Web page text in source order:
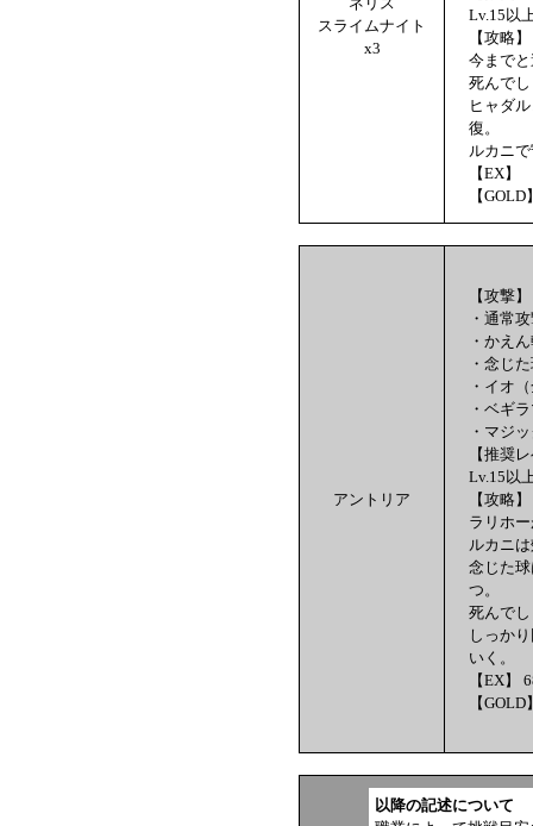
スライムナイト
x3
Lv.15以
【攻略】
今まで
死んで
ヒャダ
復。
ルカニ
【EX】
【
アントリア
【攻撃
・通常
・かえ
・念じ
・イオ
・ベギ
・マジ
【推奨
Lv.15以
【攻略】
ラリホ
ルカニ
念じた
つ。
死んで
しっか
いく。
【EX】
【
以降の記述について